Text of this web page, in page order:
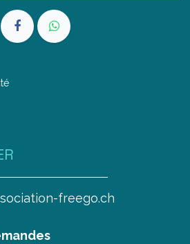
freego.ch